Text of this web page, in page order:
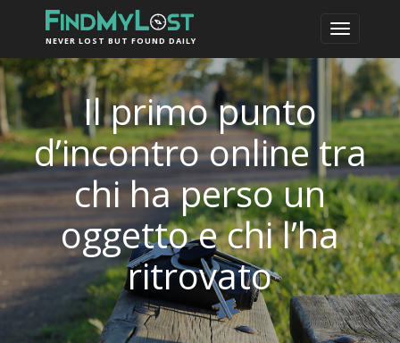
NEVER LOST BUT FOUND DAILY
Il primo punto
d’incontro online tra
chi ha perso un
oggetto e chi l’ha
ritrovato